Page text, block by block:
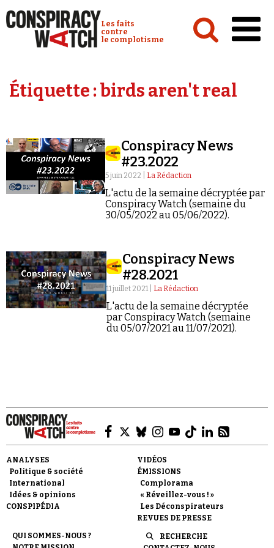
Conspiracy Watch :
Les faits
contre
le complotisme
Analyses
Vidéos
Émissions
Revues de presse
Newsletter
Demander à Vera
Étiquette :birds aren't real
Conspiracy News
#23.2022
5 juin 2022 | La Rédaction
L'actu de la semaine décryptée par
Conspiracy Watch (semaine du
30/05/2022 au 05/06/2022).
Conspiracy News
#28.2021
11 juillet 2021 | La Rédaction
L'actu de la semaine décryptée
par Conspiracy Watch (semaine
du 05/07/2021 au 11/07/2021).
ANALYSES
Politique & société
International
Idées & opinions
CONSPIPÉDIA
VIDÉOS
ÉMISSIONS
Complorama
« Réveillez-vous ! »
Les Déconspirateurs
REVUES DE PRESSE
QUI SOMMES-NOUS ?
RECHERCHE